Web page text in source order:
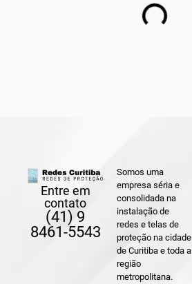
Entre em
contato
(41) 9
8461-5543
Somos uma
empresa séria e
consolidada na
instalação de
redes e telas de
proteção na cidade
de Curitiba e toda a
região
metropolitana.